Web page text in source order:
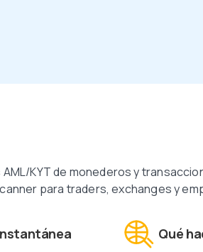
para traders, exchanges y
Qué